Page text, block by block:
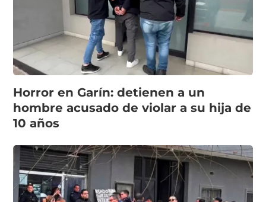
Horror en Garín: detienen a un
hombre acusado de violar a su hija de
10 años